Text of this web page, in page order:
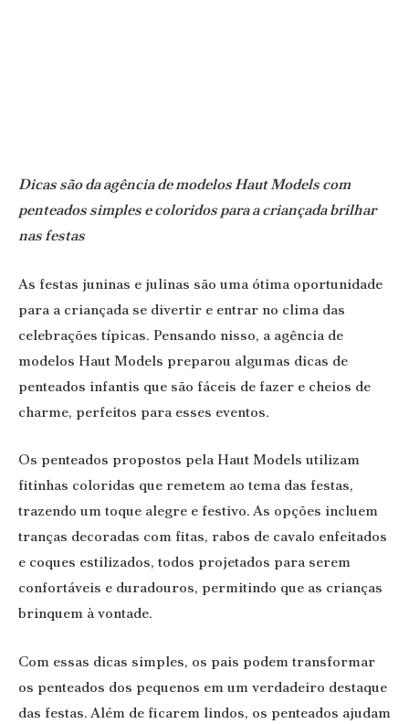
Dicas são da agência de modelos Haut Models com
penteados simples e coloridos para a criançada brilhar
nas festas
As festas juninas e julinas são uma ótima oportunidade
para a criançada se divertir e entrar no clima das
celebrações típicas. Pensando nisso, a agência de
modelos Haut Models preparou algumas dicas de
penteados infantis que são fáceis de fazer e cheios de
charme, perfeitos para esses eventos.
Os penteados propostos pela Haut Models utilizam
fitinhas coloridas que remetem ao tema das festas,
trazendo um toque alegre e festivo. As opções incluem
tranças decoradas com fitas, rabos de cavalo enfeitados
e coques estilizados, todos projetados para serem
confortáveis e duradouros, permitindo que as crianças
brinquem à vontade.
Com essas dicas simples, os pais podem transformar
os penteados dos pequenos em um verdadeiro destaque
das festas. Além de ficarem lindos, os penteados ajudam